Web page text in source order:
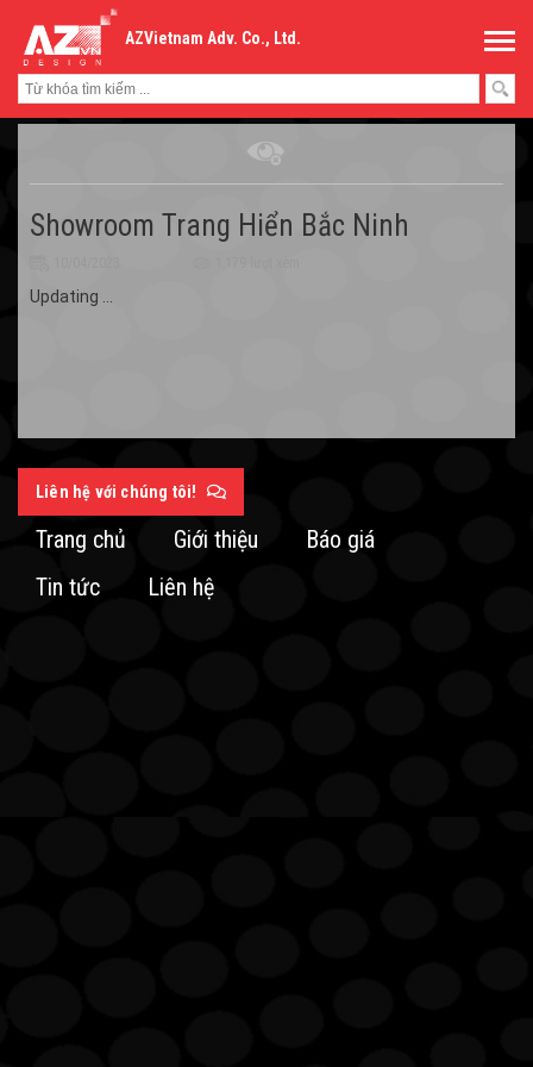
AZVietnam Adv. Co., Ltd.
Showroom Trang Hiển Bắc Ninh
Updating ...
Liên hệ với chúng tôi!
Trang chủ Giới thiệu
Báo giá
Tin tức
Liên hệ